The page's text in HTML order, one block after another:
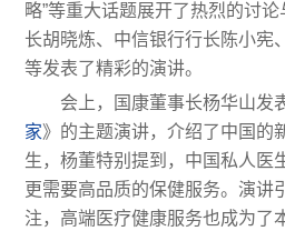
略”等重大话题展开了热烈的讨
长胡晓炼、中信银行行长陈小宪
等发表了精彩的演讲。
会上，国康董事长杨华山发
家》的主题演讲，介绍了中国的
生，杨董特别提到，中国私人医
更需要高品质的保健服务。演讲
注，高端医疗健康服务也成为了